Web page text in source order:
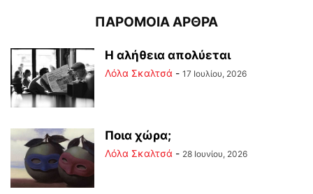
ΠΑΡΟΜΟΙΑ ΑΡΘΡΑ
Η αλήθεια απολύεται
Λόλα Σκαλτσά - 17 Ιουλίου, 2026
Ποια χώρα;
Λόλα Σκαλτσά - 28 Ιουνίου, 2026